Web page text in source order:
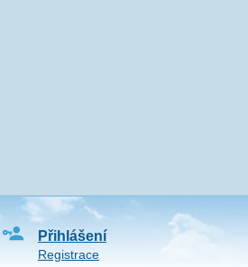
Přihlášení
Registrace